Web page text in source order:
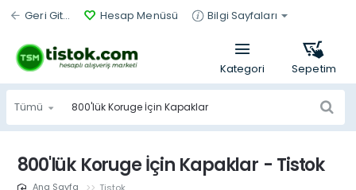
Geri Git... Hesap Menüsü Bilgi Sayfaları
Tümü
Ürün
bul...
800'lük Koruge İçin Kapaklar - Tistok